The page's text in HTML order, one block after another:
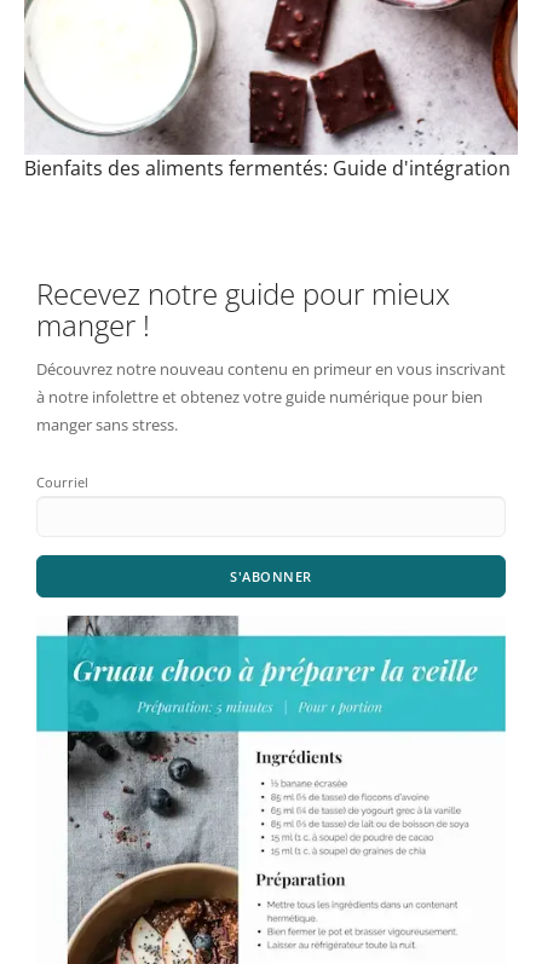
Bienfaits des aliments fermentés: Guide d'intégration
Recevez notre guide pour mieux
manger !
Découvrez notre nouveau contenu en primeur en vous inscrivant
à notre infolettre et obtenez votre guide numérique pour bien
manger sans stress.
Courriel
S'ABONNER